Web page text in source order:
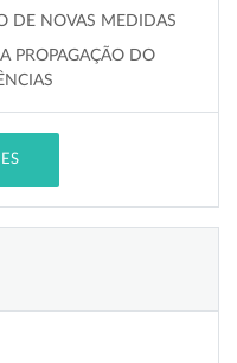
DE NOVAS MEDIDAS
PROPAGAÇÃO DO